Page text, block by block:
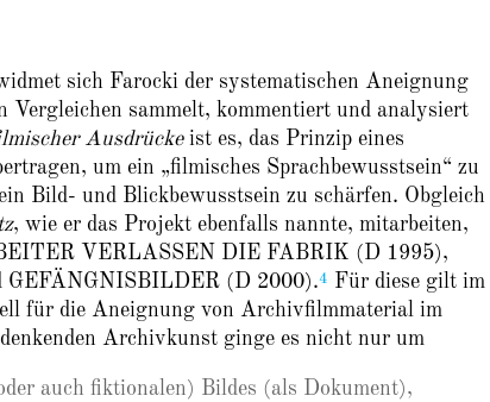
sich Farocki der systematischen Aneignung
sammelt, kommentiert und analysiert
Ausdrückeist es, das Prinzip eines
um ein „filmisches Sprachbewusstsein“ zu
Bild- und Blickbewusstsein zu schärfen. Obgleich
, wie er das Projekt ebenfalls nannte, mitarbeiten,
VERLASSEN DIE FABRIK (D 1995),
(D 2000).4 Für diese gilt im
für die Aneignung von Archivfilmmaterial im
Archivkunst ginge es nicht nur um
auch fiktionalen) Bildes (als Dokument),